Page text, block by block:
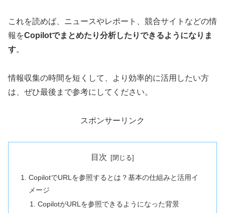
これを読めば、ニュースやレポート、競合サイトなどの情
報をCopilotでまとめたり分析したりできるようになりま
す。
情報収集の時間を短くして、より効率的に活用したい方
は、ぜひ最後まで参考にしてください。
スポンサーリンク
目次
CopilotでURLを参照するとは？基本の仕組みと活用イ
メージ
CopilotがURLを参照できるようになった背景